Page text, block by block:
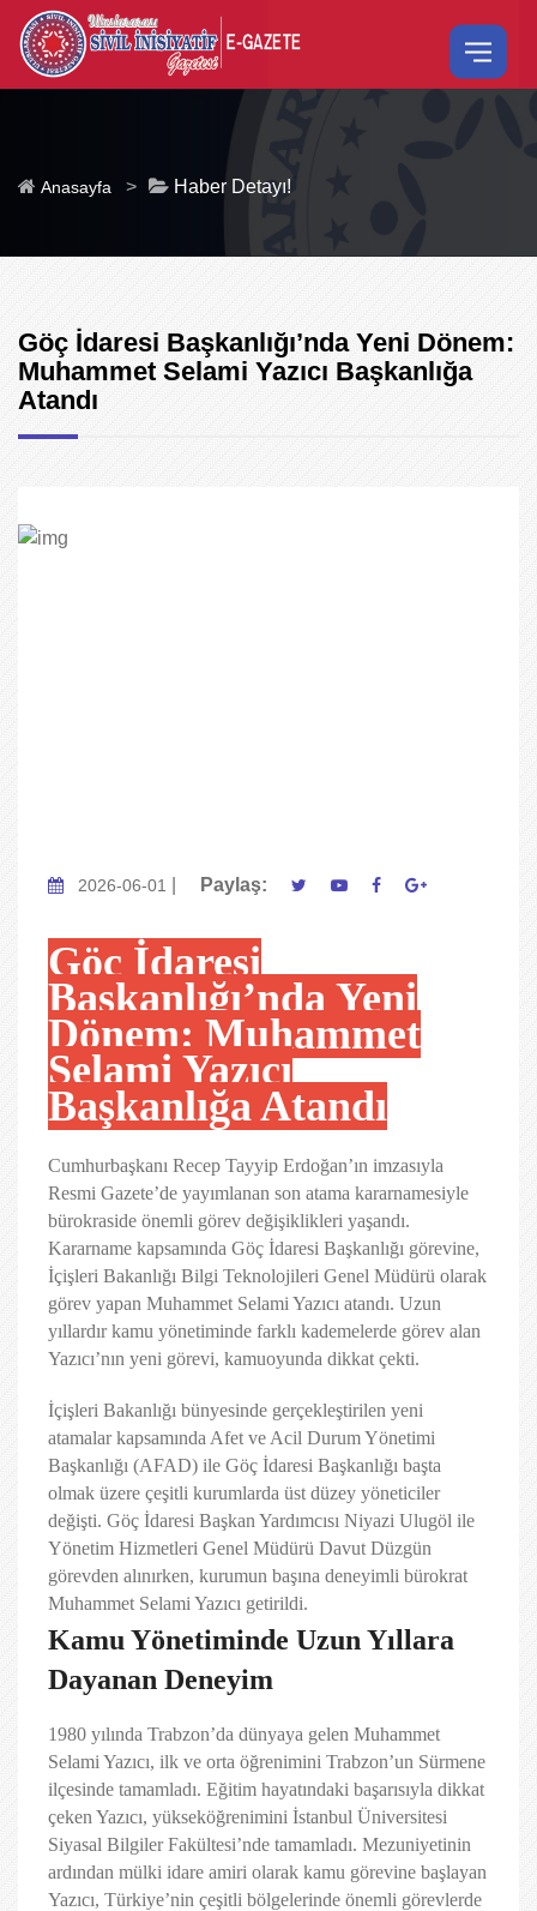
Anasayfa > Haber Detayı!
Göç İdaresi Başkanlığı’nda Yeni Dönem:
Muhammet Selami Yazıcı Başkanlığa
Atandı
2026-06-01 Paylaş:
Göç İdaresi
Başkanlığı’nda Yeni
Dönem: Muhammet
Selami Yazıcı
Başkanlığa Atandı
Cumhurbaşkanı Recep Tayyip Erdoğan’ın imzasıyla
Resmi Gazete’de yayımlanan son atama kararnamesiyle
bürokraside önemli görev değişiklikleri yaşandı.
Kararname kapsamında Göç İdaresi Başkanlığı görevine,
İçişleri Bakanlığı Bilgi Teknolojileri Genel Müdürü olarak
görev yapan Muhammet Selami Yazıcı atandı. Uzun
yıllardır kamu yönetiminde farklı kademelerde görev alan
Yazıcı’nın yeni görevi, kamuoyunda dikkat çekti.
İçişleri Bakanlığı bünyesinde gerçekleştirilen yeni
atamalar kapsamında Afet ve Acil Durum Yönetimi
Başkanlığı (AFAD) ile Göç İdaresi Başkanlığı başta
olmak üzere çeşitli kurumlarda üst düzey yöneticiler
değişti. Göç İdaresi Başkan Yardımcısı Niyazi Ulugöl ile
Yönetim Hizmetleri Genel Müdürü Davut Düzgün
görevden alınırken, kurumun başına deneyimli bürokrat
Muhammet Selami Yazıcı getirildi.
Kamu Yönetiminde Uzun Yıllara
Dayanan Deneyim
1980 yılında Trabzon’da dünyaya gelen Muhammet
Selami Yazıcı, ilk ve orta öğrenimini Trabzon’un Sürmene
ilçesinde tamamladı. Eğitim hayatındaki başarısıyla dikkat
çeken Yazıcı, yükseköğrenimini İstanbul Üniversitesi
Siyasal Bilgiler Fakültesi’nde tamamladı. Mezuniyetinin
ardından mülki idare amiri olarak kamu görevine başlayan
Yazıcı, Türkiye’nin çeşitli bölgelerinde önemli görevlerde